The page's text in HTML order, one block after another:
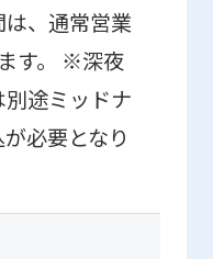
、通常営業
す。 ※深夜
途ミッドナ
必要となり